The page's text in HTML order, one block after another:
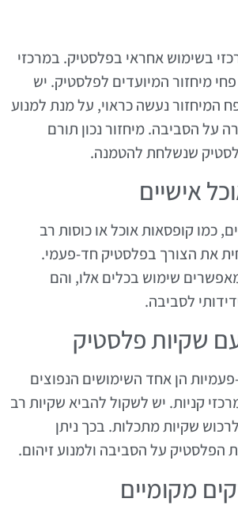
בשימוש אחראי בפלסטיק. במרכזי
פחי מיחזור המיועדים לפלסטיק. יש
המיחזור נעשה כראוי, על מנת למנוע
על הסביבה. מיחזור נכון תורם
שנשלחת להטמנה.
אישיים
כמו קופסאות אוכל או כוסות רב
את הצורך בפלסטיק חד-פעמי.
שימוש בכלים אלו, והם
לסביבה.
שקיות פלסטיק
הן אחד השימושים הנפוצים
קניות. יש לשקול להביא שקיות רב
שקיות מתכלות. בכך ניתן
על הסביבה ולמנוע זיהום.
מקומיים